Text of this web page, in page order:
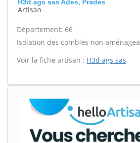
H3d ags sas Ades, Prades
Artisan
Département: 66
Isolation des combles non
Voir la fiche artisan : H3d ags sas